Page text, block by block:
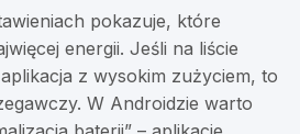
pokazuje, które
energii. Jeśli na liście
z wysokim zużyciem, to
W Androidzie warto